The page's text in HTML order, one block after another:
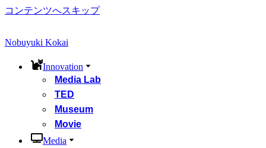
コンテンツへスキップ
Nobuyuki Kokai
Innovation
Media Lab
TED
Museum
Movie
Media